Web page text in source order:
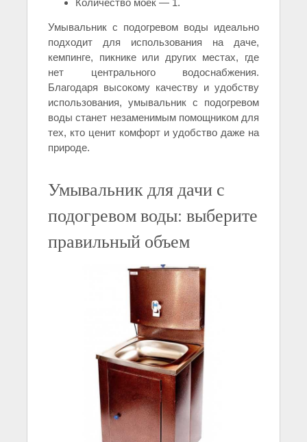
Количество моек — 1.
Умывальник с подогревом воды идеально
подходит для использования на даче,
кемпинге, пикнике или других местах, где
нет центрального водоснабжения.
Благодаря высокому качеству и удобству
использования, умывальник с подогревом
воды станет незаменимым помощником для
тех, кто ценит комфорт и удобство даже на
природе.
Умывальник для дачи с
подогревом воды: выберите
правильный объем